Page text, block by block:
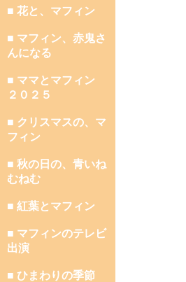
■ 花と、マフィン
■ マフィン、赤鬼さ
んになる
■ ママとマフィン
２０２５
■ クリスマスの、マ
フィン
■ 秋の日の、青いね
むねむ
■ 紅葉とマフィン
■ マフィンのテレビ
出演
■ ひまわりの季節